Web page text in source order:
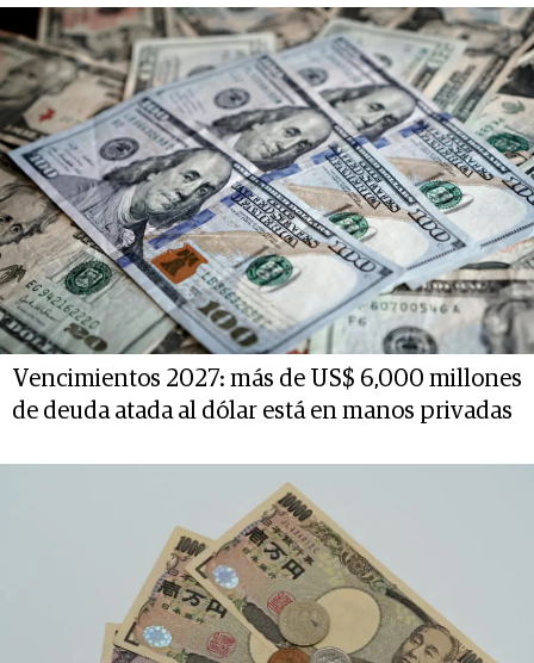
Vencimientos 2027: más de US$ 6,000 millones
de deuda atada al dólar está en manos privadas